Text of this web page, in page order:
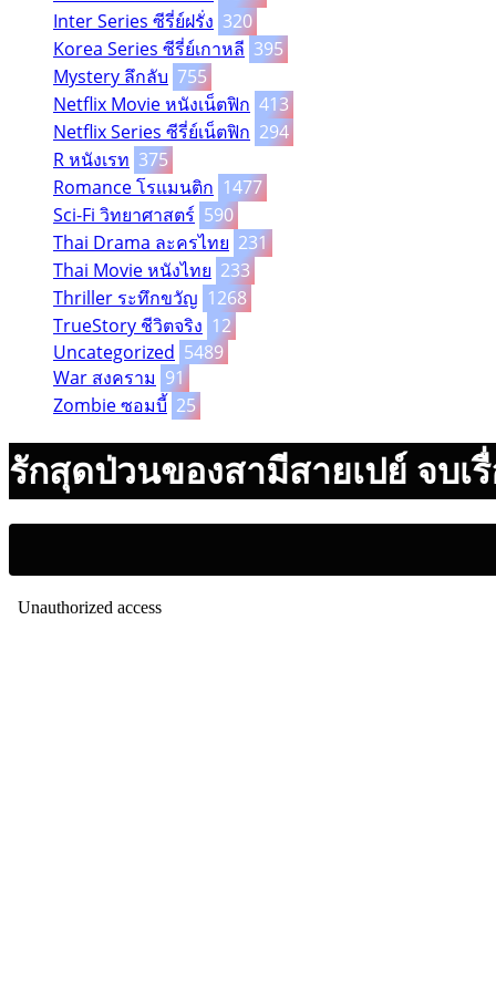
Inter Series ซีรี่ย์ฝรั่ง 320
Korea Series ซีรี่ย์เกาหลี 395
Mystery ลึกลับ 755
Netflix Movie หนังเน็ตฟิก 413
Netflix Series ซีรี่ย์เน็ตฟิก 294
R หนังเรท 375
Romance โรแมนติก 1477
Sci-Fi วิทยาศาสตร์ 590
Thai Drama ละครไทย 231
Thai Movie หนังไทย 233
Thriller ระทึกขวัญ 1268
TrueStory ชีวิตจริง 12
Uncategorized 5489
War สงคราม 91
Zombie ซอมบี้ 25
รักสุดป่วนของสามีสายเปย์ จบเรื่